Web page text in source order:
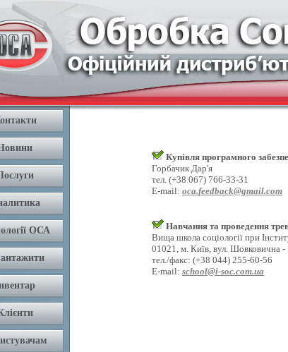
Купівля програмного
Горбачик Дар'я
тел. (+38 067) 766-33-31
E-mail: oca.feedback@gmail.com
Навчання та проведення
Вища школа соціології при
01021, м. Київ, вул. Шовковична -
тел./факс: (+38 044) 255-60-56
E-mail: school@i-soc.com.ua